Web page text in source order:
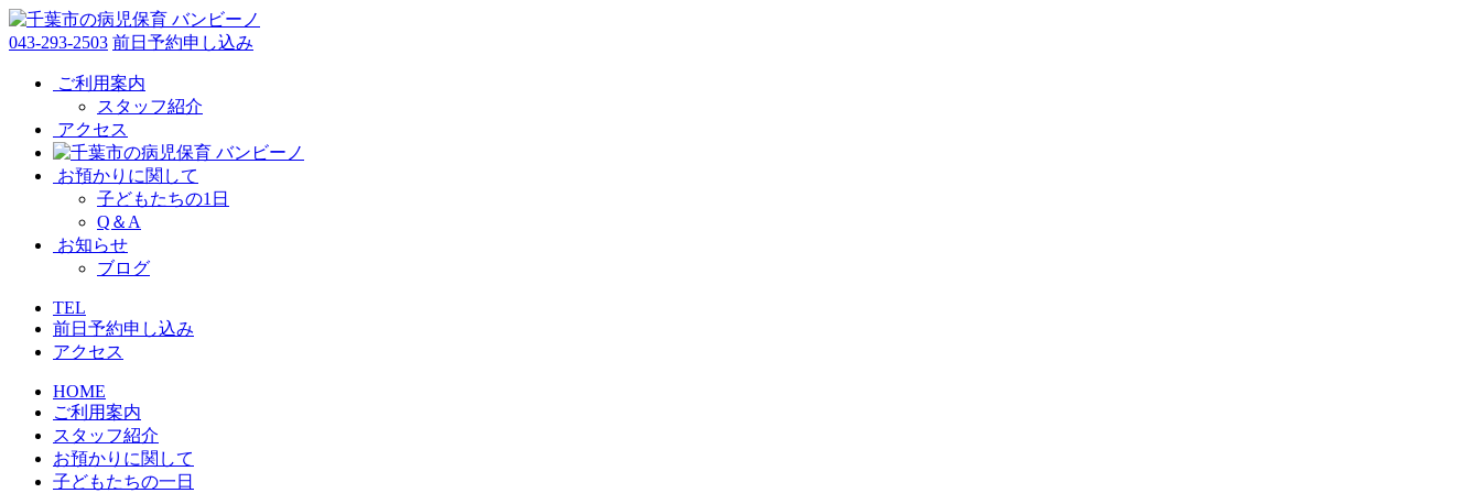
043-293-2503 前日予約申し込み
ご利用案内
スタッフ紹介
アクセス
お預かりに関して
子どもたちの1日
Q＆A
お知らせ
ブログ
TEL
前日予約申し込み
アクセス
HOME
ご利用案内
スタッフ紹介
お預かりに関して
子どもたちの一日